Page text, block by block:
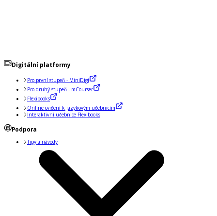
Digitální platformy
Pro první stupeň - MiniDigi
Pro druhý stupeň - mCourser
Flexibooks
Online cvičení k jazykovým učebnicím
Interaktivní učebnice Flexibooks
Podpora
Tipy a návody